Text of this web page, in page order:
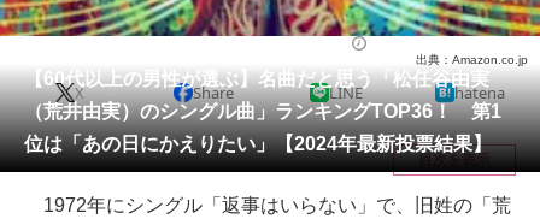
動物 リサーチ
会員記事
メディア
注目記事を集めた総合ページ
【60代以上の男性が選ぶ】名曲だと思う「松任谷由実
（荒井由実）のシングル曲」ランキングTOP36！ 第1
位は「あの日にかえりたい」【2024年最新投票結果】
出典：Amazon.co.jp
X Share LINE hatena
目次を表示
1972年にシングル「返事はいらない」で、旧姓の「荒